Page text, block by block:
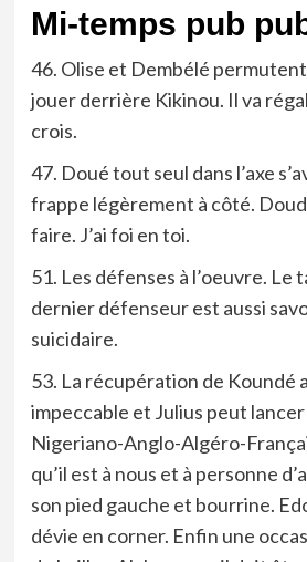
Mi-temps pub
46. Olise et Dembélé
jouer derrière Kikinou. Il va
crois.
47. Doué tout seul dans l’axe
frappe légèrement à côté.
faire. J’ai foi en toi.
51. Les défenses à l’oeuvre. Le
dernier défenseur est aussi
suicidaire.
53. La récupération de Koundé
impeccable et Julius peut lancer
Nigeriano-Anglo-Algéro-
qu’il est à nous et à personne
son pied gauche et bourrine.
dévie en corner. Enfin une